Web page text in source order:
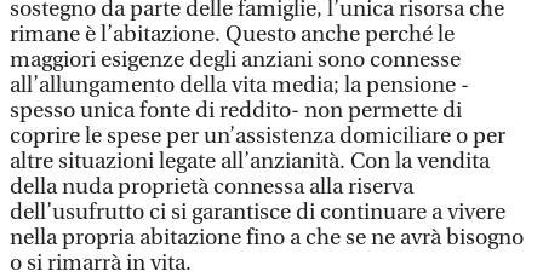
sostegno da parte delle famiglie, l’unica risorsa che
rimane è l’abitazione. Questo anche perché le
maggiori esigenze degli anziani sono connesse
all’allungamento della vita media; la pensione -
spesso unica fonte di reddito- non permette di
coprire le spese per un’assistenza domiciliare o per
altre situazioni legate all’anzianità. Con la vendita
della nuda proprietà connessa alla riserva
dell’usufrutto ci si garantisce di continuare a vivere
nella propria abitazione fino a che se ne avrà bisogno
o si rimarrà in vita.